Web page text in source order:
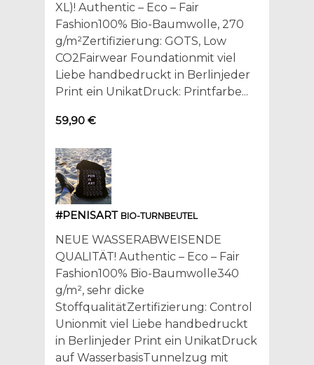
XL)! Authentic – Eco – Fair
Fashion100% Bio-Baumwolle, 270
g/m²Zertifizierung: GOTS, Low
CO2Fairwear Foundationmit viel
Liebe handbedruckt in Berlinjeder
Print ein UnikatDruck: Printfarbe...
59,90 €
#PENISART BIO-TURNBEUTEL
NEUE WASSERABWEISENDE
QUALITÄT! Authentic – Eco – Fair
Fashion100% Bio-Baumwolle340
g/m², sehr dicke
StoffqualitätZertifizierung: Control
Unionmit viel Liebe handbedruckt
in Berlinjeder Print ein UnikatDruck
auf WasserbasisTunnelzug mit